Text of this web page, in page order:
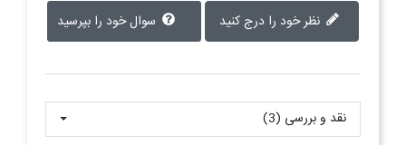
سوال خود را بپرسید
نقد و بررسی‌‌ (3)